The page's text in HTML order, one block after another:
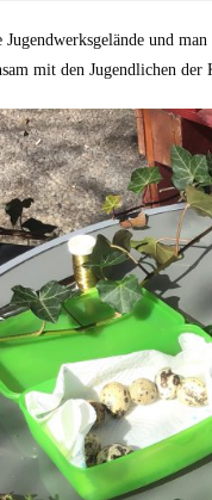
Jugendwerksgelände und
mit den Jugendlichen der